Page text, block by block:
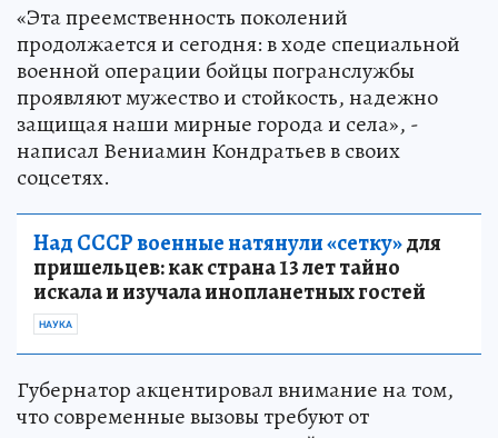
«Эта преемственность поколений
продолжается и сегодня: в ходе специальной
военной операции бойцы погранслужбы
проявляют мужество и стойкость, надежно
защищая наши мирные города и села», -
написал Вениамин Кондратьев в своих
соцсетях.
Над СССР военные натянули «сетку»для
пришельцев: как страна 13 лет тайно
искала и изучала инопланетных гостей
НАУКА
Губернатор акцентировал внимание на том,
что современные вызовы требуют от